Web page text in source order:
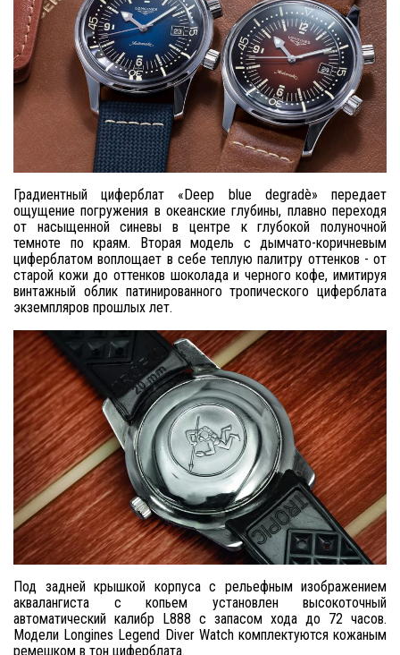
Градиентный циферблат «Deep blue degradè» передает
ощущение погружения в океанские глубины, плавно переходя
от насыщенной синевы в центре к глубокой полуночной
темноте по краям. Вторая модель с дымчато-коричневым
циферблатом воплощает в себе теплую палитру оттенков - от
старой кожи до оттенков шоколада и черного кофе, имитируя
винтажный облик патинированного тропического циферблата
экземпляров прошлых лет.
Под задней крышкой корпуса с рельефным изображением
аквалангиста с копьем установлен высокоточный
автоматический калибр L888 с запасом хода до 72 часов.
Модели Longines Legend Diver Watch комплектуются кожаным
ремешком в тон циферблата.